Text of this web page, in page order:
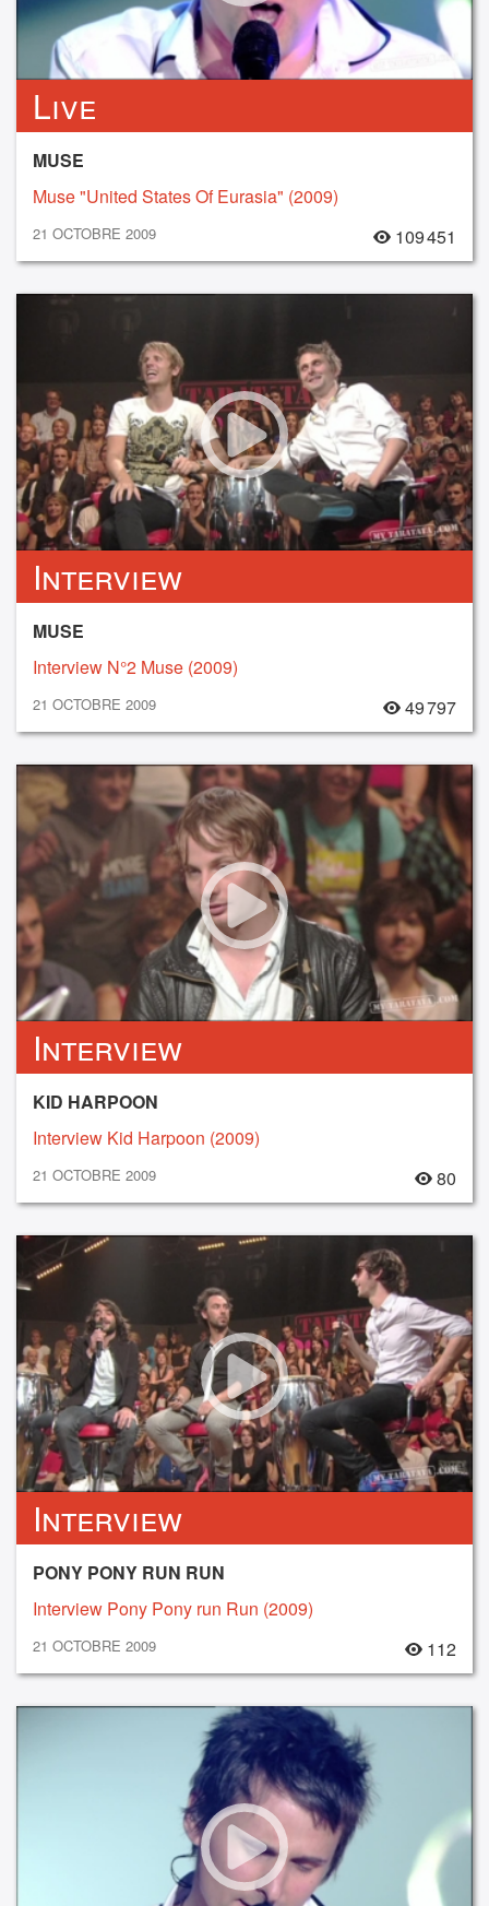
Live
MUSE
Muse "United States Of Eurasia" (2009)
21 OCTOBRE 2009 109 451
Interview
MUSE
Interview N°2 Muse (2009)
21 OCTOBRE 2009 49 797
Interview
KID HARPOON
Interview Kid Harpoon (2009)
21 OCTOBRE 2009 80
Interview
PONY PONY RUN RUN
Interview Pony Pony run Run (2009)
21 OCTOBRE 2009 112